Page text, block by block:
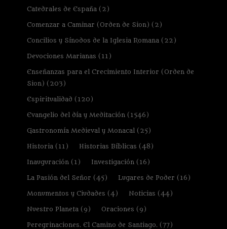
Catedrales de España(2)
Comenzar a Caminar (Orden de Sion) (2)
Concilios y Sínodos de la Iglesia Romana(22)
Devociones Marianas (11)
Enseñanzas para el Crecimiento Interior (Orden de
Sion) (203)
Espiritualidad (120)
Evangelio del día y Meditación(1546)
Gastronomía Medieval y Monacal(25)
Historia(11) Historias Bíblicas (48)
Inauguración(1) Investigación(16)
La Pasión del Señor (45) Lugares de Poder (16)
Monumentos y Ciudades (4) Noticias (44)
Nuestro Planeta(9) Oraciones (9)
Peregrinaciones. El Camino de Santiago.(77)